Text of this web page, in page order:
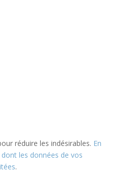
réduire les indésirables. En
les données de vos
.